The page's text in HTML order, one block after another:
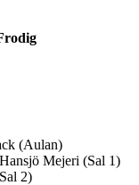
(Aulan)
Mejeri (Sal 1)
2)